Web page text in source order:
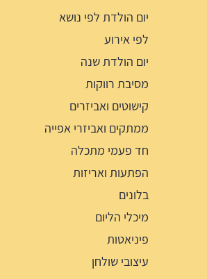
יום הולדת לפי נושא
לפי אירוע
יום הולדת שנה
מסיבת רווקות
קישוטים ואביזרים
ממתקים ואביזרי אפייה
חד פעמי מתכלה
הפתעות ואריזות
בלונים
מיכלי הליום
פיניאטות
עיצובי שולחן